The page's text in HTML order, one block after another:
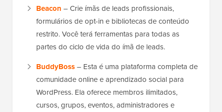
Beacon – Crie ímãs de leads profissionais,
formulários de opt-in e bibliotecas de conteúdo
restrito. Você terá ferramentas para todas as
partes do ciclo de vida do ímã de leads.
BuddyBoss– Esta é uma plataforma completa de
comunidade online e aprendizado social para
WordPress. Ela oferece membros ilimitados,
cursos, grupos, eventos, administradores e